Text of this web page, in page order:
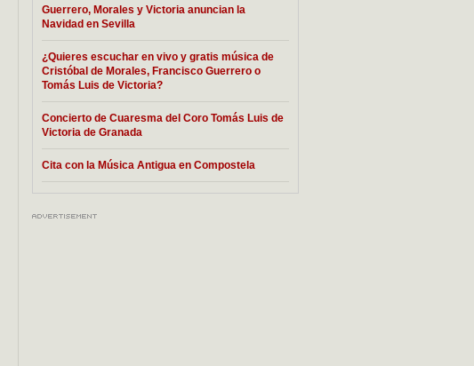
Guerrero, Morales y Victoria anuncian la
Navidad en Sevilla
¿Quieres escuchar en vivo y gratis música de
Cristóbal de Morales, Francisco Guerrero o
Tomás Luis de Victoria?
Concierto de Cuaresma del Coro Tomás Luis de
Victoria de Granada
Cita con la Música Antigua en Compostela